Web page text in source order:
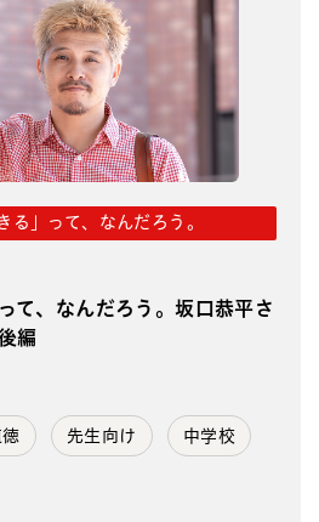
る」って、なんだろう。
て、なんだろう。坂口恭平さ
編
先生向け 中学校